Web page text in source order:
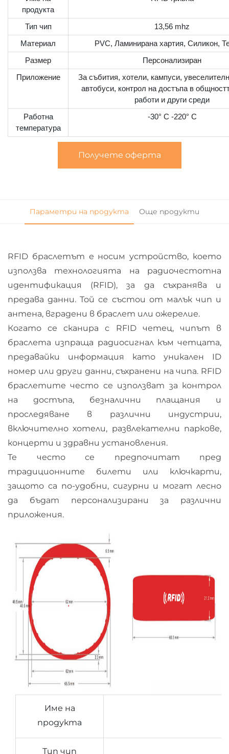
продукта
Тип чип
13,56 mhz
Материал
PVC, Ламинирана хартия, Силикон,
Размер
Персонализиран
Приложение
За събития, хотели, кампуси,
автобуси, контрол на достъпа в
работи и други среди
Работна
температура
-30° C -220° C
Получете оферта
Параметри на продукта Още продукти
RFID браслетът е носим устройство, което
използва технологията на радиочестотна
идентификация (RFID), за да съхранява и
предава данни. Той се състои от малък чип и
антена, вградени в браслет или ожерелие.
Когато се сканира с RFID четец, чипът в
браслета изпраща радиосигнал към четцата,
предавайки информация като уникален ID
номер или други данни, съхранени на чипа. RFID
браслетите често се използват за контрол
на достъпа, безналични плащания и
проследяване в различни индустрии,
включително хотели, развлекателни паркове,
концерти и здравни установления.
Те често се предпочитат пред
традиционните билети или ключкарти,
защото са по-удобни, сигурни и могат лесно
да бъдат персонализирани за различни
приложения.
Име на
продукта
Тип чип